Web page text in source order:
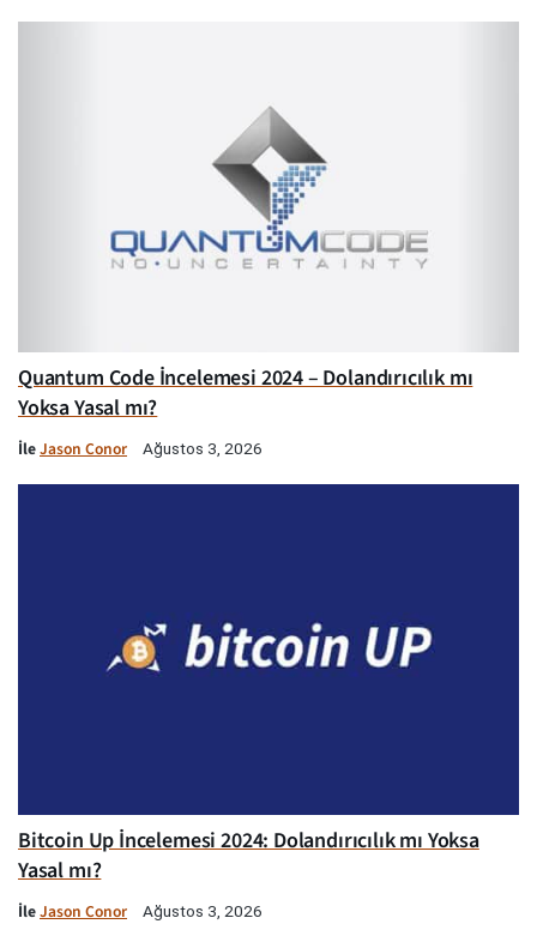
Quantum Code İncelemesi 2024 – Dolandırıcılık mı
Yoksa Yasal mı?
İleJason Conor Ağustos 3, 2026
Bitcoin Up İncelemesi 2024: Dolandırıcılık mı Yoksa
Yasal mı?
İleJason Conor Ağustos 3, 2026